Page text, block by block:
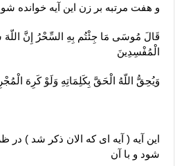
و هفت مرتبه بر زن این آیه خوانده
قَالَ مُوسَى مَا جِئْتُم بِهِ السِّحْرُ إِنَّ اللّهَ
الْمُفْسِدِينَ
وَيُحِقُّ اللّهُ الْحَقَّ بِكَلِمَاتِهِ وَلَوْ كَرِهَ
این آیه ( آیه ای که الان ذکر شد )
شود و با آن